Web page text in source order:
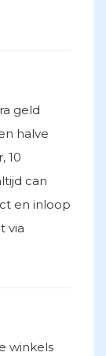
geld
halve
10
can
en inloop
via
winkels